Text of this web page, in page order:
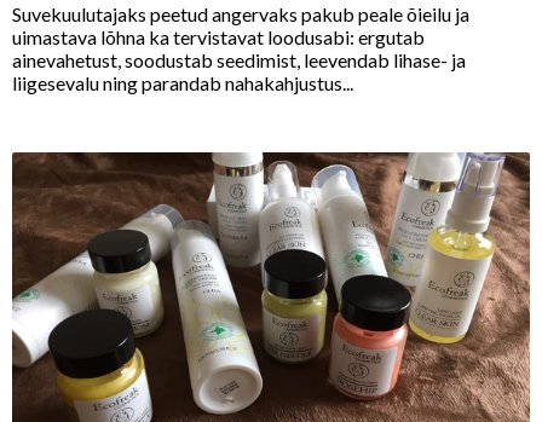
Suvekuulutajaks peetud angervaks pakub peale õieilu ja
uimastava lõhna ka tervistavat loodusabi: ergutab
ainevahetust, soodustab seedimist, leevendab lihase- ja
liigesevalu ning parandab nahakahjustus...